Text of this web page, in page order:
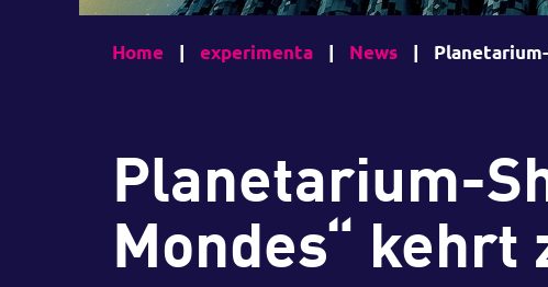
Home | experimenta | News |
Planetarium-
Mondes“ kehrt